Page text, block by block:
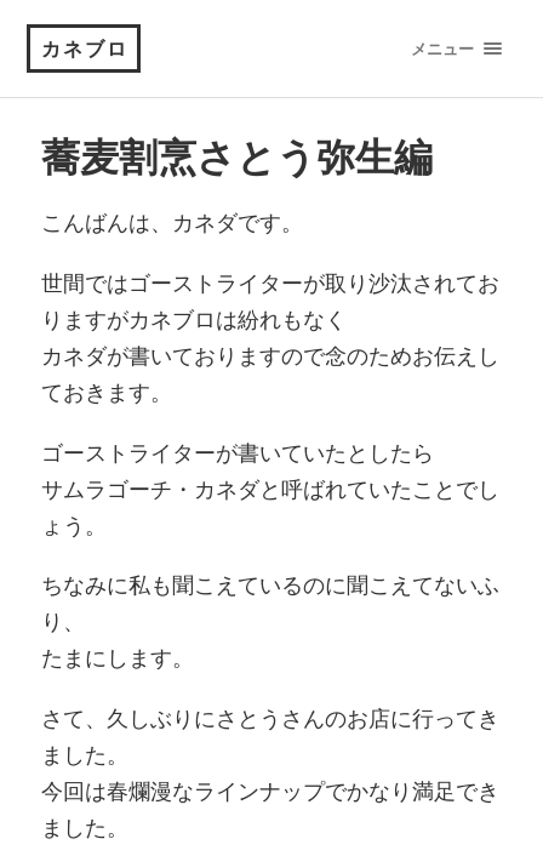
カネブロ メニュー
蕎麦割烹さとう弥生編
こんばんは、カネダです。
世間ではゴーストライターが取り沙汰されてお
りますがカネブロは紛れもなく
カネダが書いておりますので念のためお伝えし
ておきます。
ゴーストライターが書いていたとしたら
サムラゴーチ・カネダと呼ばれていたことでし
ょう。
ちなみに私も聞こえているのに聞こえてないふ
り、
たまにします。
さて、久しぶりにさとうさんのお店に行ってき
ました。
今回は春爛漫なラインナップでかなり満足でき
ました。